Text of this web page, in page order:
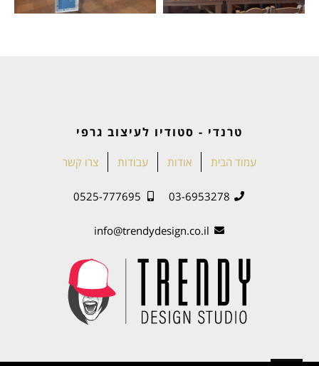
טרנדי - סטודיו לעיצוב גרפי
עמוד הבית אודות עבודות צרו קשר
03-6953278
0525-777695
info@trendydesign.co.il